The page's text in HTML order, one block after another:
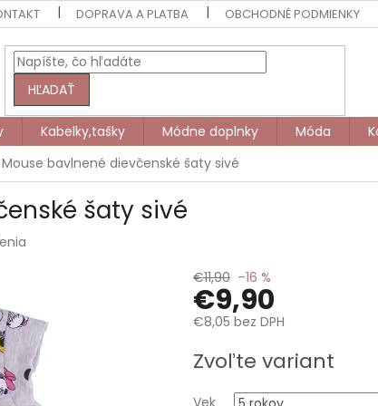
DOPRAVA A PLATBA OBCHODNÉ PODMIENKY
HĽADAŤ
Kabelky,tašky Módne doplnky Móda
bavlnené dievčenské šaty sivé
šaty sivé
€11,90 –16 %
€9,90
€8,05 bez DPH
cena:
Zvoľte variant